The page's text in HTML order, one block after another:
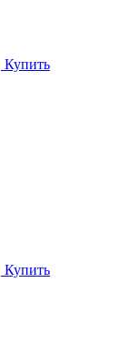
Купить
Купить